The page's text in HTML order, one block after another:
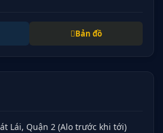
Bản đồ
Lái, Quận 2 (Alo trước khi tới)